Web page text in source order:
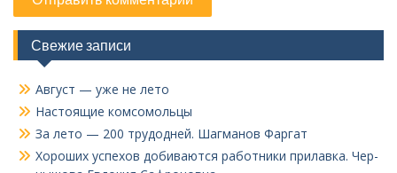
Свежие записи
Август — уже не лето
Настоящие комсомольцы
За лето — 200 трудодней. Шагманов Фаргат
Хороших успехов добиваются работники прилавка. Чер­